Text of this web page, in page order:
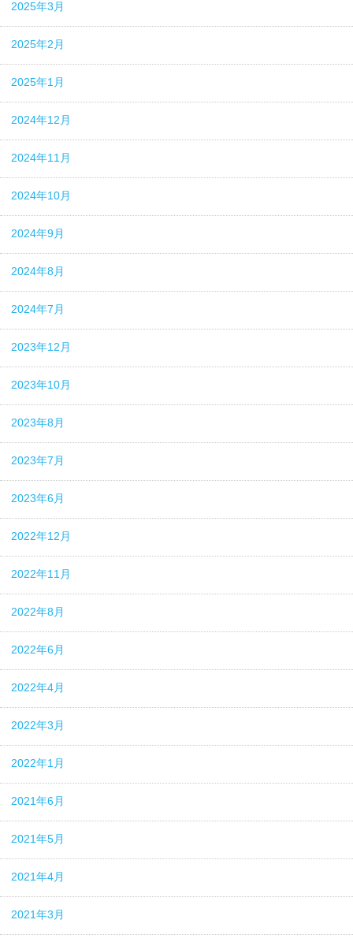
2025年3月
2025年2月
2025年1月
2024年12月
2024年11月
2024年10月
2024年9月
2024年8月
2024年7月
2023年12月
2023年10月
2023年8月
2023年7月
2023年6月
2022年12月
2022年11月
2022年8月
2022年6月
2022年4月
2022年3月
2022年1月
2021年6月
2021年5月
2021年4月
2021年3月